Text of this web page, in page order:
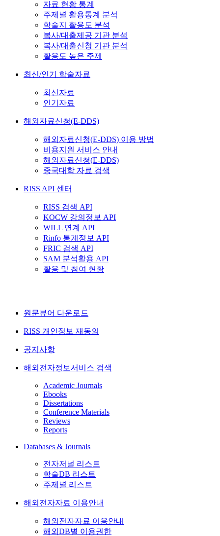
자료 현황 통계
주제별 활용통계 분석
학술지 활용도 분석
복사/대출제공 기관 분석
복사/대출신청 기관 분석
활용도 높은 주제
최신/인기 학술자료
최신자료
인기자료
해외자료신청(E-DDS)
해외자료신청(E-DDS) 이용 방법
비용지원 서비스 안내
해외자료신청(E-DDS)
중국대학 자료 검색
RISS API 센터
RISS 검색 API
KOCW 강의정보 API
WILL 연계 API
Rinfo 통계정보 API
FRIC 검색 API
SAM 분석활용 API
활용 및 참여 현황
원문뷰어 다운로드
RISS 개인정보 재동의
공지사항
해외전자정보서비스 검색
Academic Journals
Ebooks
Dissertations
Conference Materials
Reviews
Reports
Databases & Journals
전자저널 리스트
학술DB 리스트
주제별 리스트
해외전자자료 이용안내
해외전자자료 이용안내
해외DB별 이용권한